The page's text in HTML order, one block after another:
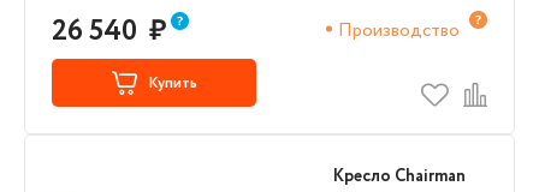
26 540 ₽ Производство
Купить
Кресло Chairman